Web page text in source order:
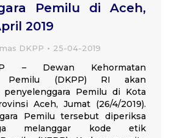
Pemilu di Aceh,
2019
DKPP 25-04-2019
– Dewan Kehormatan
Pemilu (DKPP) RI akan
penyelenggara Pemilu di Kota
Aceh, Jumat (26/4/2019).
Pemilu tersebut diperiksa
melanggar kode etik